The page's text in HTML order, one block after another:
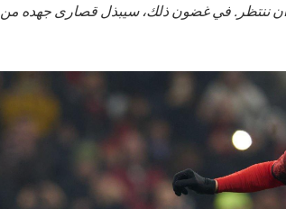
أن ننتظر. في غضون ذلك، سيبذل قصارى جهده من